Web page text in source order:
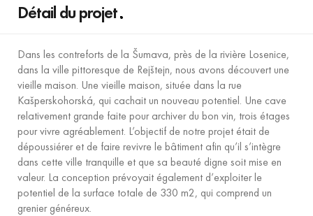
Détail du projet
Dans les contreforts de la Šumava, près de la rivière Losenice,
dans la ville pittoresque de Rejštejn, nous avons découvert une
vieille maison. Une vieille maison, située dans la rue
Kašperskohorská, qui cachait un nouveau potentiel. Une cave
relativement grande faite pour archiver du bon vin, trois étages
pour vivre agréablement. L’objectif de notre projet était de
dépoussiérer et de faire revivre le bâtiment afin qu’il s’intègre
dans cette ville tranquille et que sa beauté digne soit mise en
valeur. La conception prévoyait également d’exploiter le
potentiel de la surface totale de 330 m2, qui comprend un
grenier généreux.